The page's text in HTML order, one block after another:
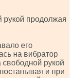
рукой продолжая
его
на вибратор
рукой
и при